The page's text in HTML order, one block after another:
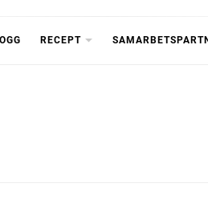
RECEPT